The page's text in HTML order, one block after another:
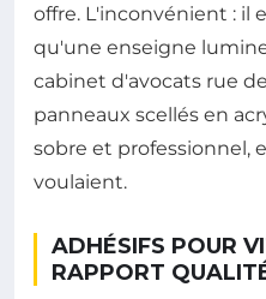
offre. L'inconvénient : il
qu'une enseigne
cabinet d'avocats rue
panneaux scellés en
sobre et professionnel,
voulaient.
ADHÉSIFS POUR
RAPPORT